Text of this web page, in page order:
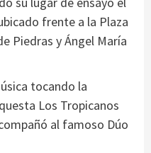
frente a la Plaza
Piedras y Ángel María
tocando la
Los Tropicanos
al famoso Dúo